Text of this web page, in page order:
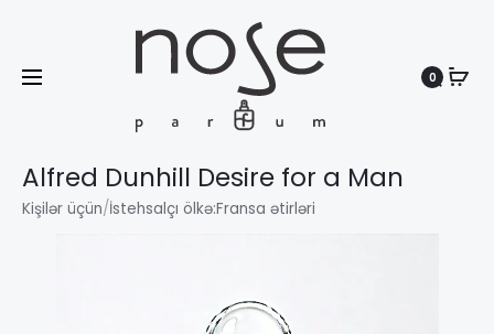
Search
0
Alfred Dunhill Desire for a Man
Kişilər üçün/İstehsalçı ölkə:Fransa ətirləri